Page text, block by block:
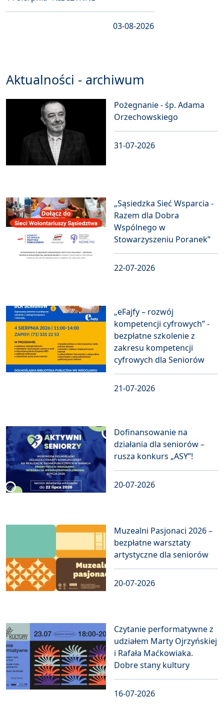
03-08-2026
Aktualności - archiwum
Pożegnanie - śp. Adama
Orzechowskiego
31-07-2026
„Sąsiedzka Sieć Wsparcia -
Razem dla Dobra
Wspólnego w
Stowarzyszeniu Poranek”
22-07-2026
„eFajfy – rozwój
kompetencji cyfrowych” -
bezpłatne szkolenie z
zakresu kompetencji
cyfrowych dla Seniorów
21-07-2026
Dofinansowanie na
działania dla seniorów –
rusza konkurs „ASY”!
20-07-2026
Muzealni Pasjonaci 2026 –
bezpłatne warsztaty
artystyczne dla seniorów
20-07-2026
Czytanie performatywne z
udziałem Marty Ojrzyńskiej
i Rafała Maćkowiaka.
Dobre stany kultury
16-07-2026